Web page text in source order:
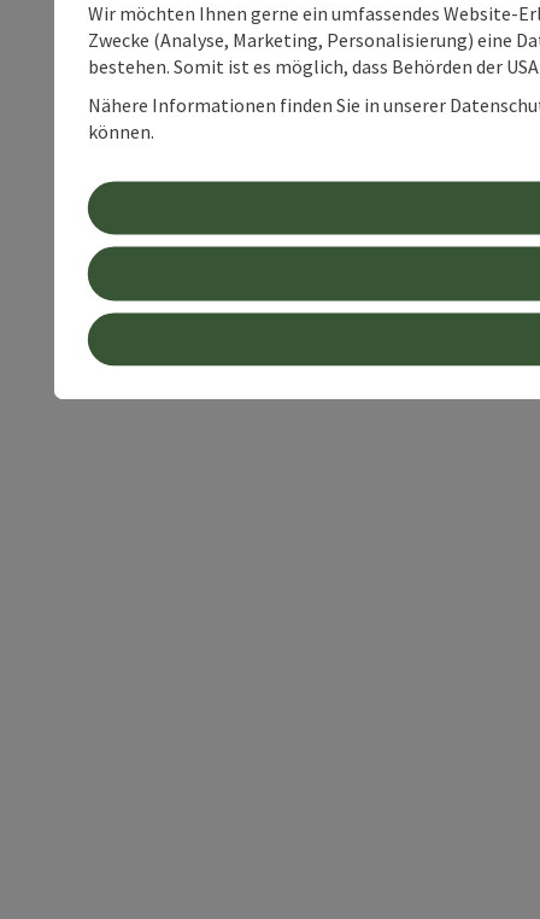
Wir möchten Ihnen gerne ein umfassendes Website-
Zwecke (Analyse, Marketing, Personalisierung) eine
bestehen. Somit ist es möglich, dass Behörden der
Nähere Informationen finden Sie in unserer
können.